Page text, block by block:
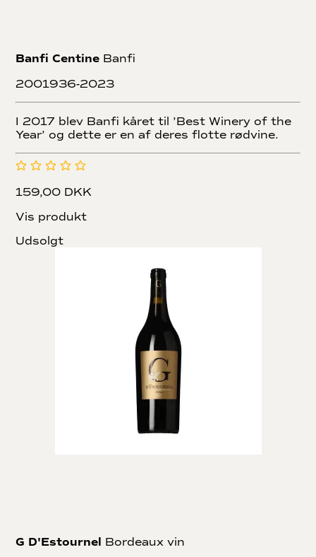
Banfi Centine Banfi
2001936-2023
I 2017 blev Banfi kåret til ’Best Winery of the
Year’ og dette er en af deres flotte rødvine.
159,00 DKK
Vis produkt
Udsolgt
G D'Estournel Bordeaux vin